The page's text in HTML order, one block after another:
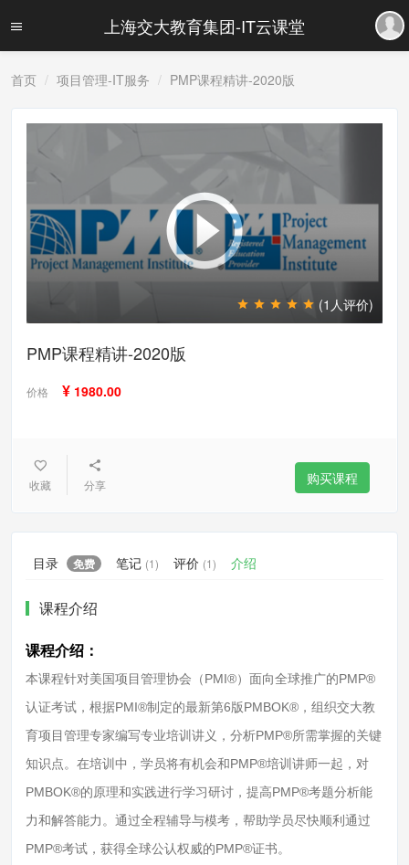
上海交大教育集团-IT云课堂
首页 项目管理-IT服务 PMP课程精讲-2020版
(1人评价)
PMP课程精讲-2020版
价格 ¥ 1980.00
收藏 分享 购买课程
目录 免费 笔记 (1) 评价 (1) 介绍
课程介绍
课程介绍：
本课程针对美国项目管理协会（PMI®）面向全球推广的PMP®
认证考试，根据PMI®制定的最新第6版PMBOK®，组织交大教
育项目管理专家编写专业培训讲义，分析PMP®所需掌握的关键
知识点。在培训中，学员将有机会和PMP®培训讲师一起，对
PMBOK®的原理和实践进行学习研讨，提高PMP®考题分析能
力和解答能力。通过全程辅导与模考，帮助学员尽快顺利通过
PMP®考试，获得全球公认权威的PMP®证书。